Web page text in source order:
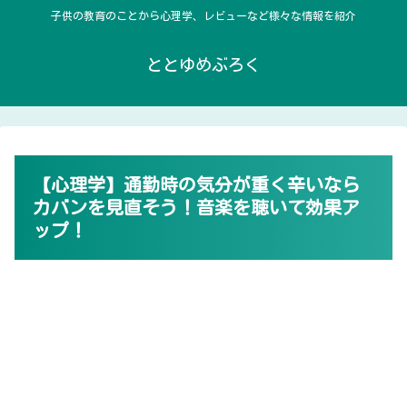
子供の教育のことから心理学、レビューなど様々な情報を紹介
ととゆめぶろく
【心理学】通勤時の気分が重く辛いなら
カバンを見直そう！音楽を聴いて効果ア
ップ！